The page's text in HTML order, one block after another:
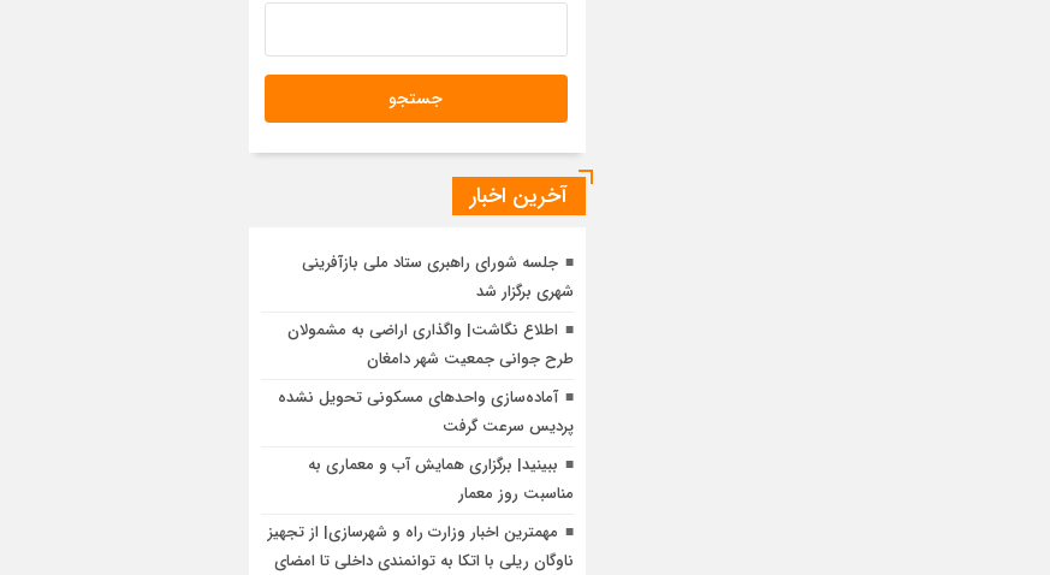
ویدیو| اجرای عملیات آماده سازی شهرک
۲۰۵ هکتاری نهضت ملی مسکن سمنان
آخرین اخبار
جلسه شورای راهبری ستاد ملی بازآفرینی
شهری برگزار شد
اطلاع نگاشت| واگذاری اراضی به مشمولان
طرح جوانی جمعیت شهر دامغان
آماده‌سازی واحدهای مسکونی تحویل نشده
پردیس سرعت گرفت
ببینید| برگزاری همایش آب و معماری به
مناسبت روز معمار
مهمترین اخبار وزارت راه و شهرسازی| از تجهیز
ناوگان ریلی با اتکا به توانمندی‌ داخلی تا امضای